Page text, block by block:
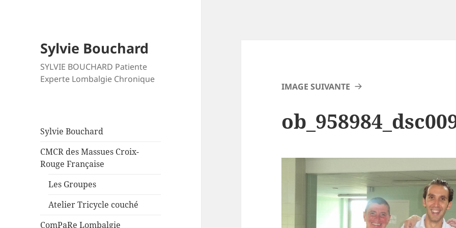
Sylvie Bouchard
SYLVIE BOUCHARD Patiente
Experte Lombalgie Chronique
Sylvie Bouchard
CMCR des Massues Croix-
Rouge Française
Les Groupes
Atelier Tricycle couché
ComPaRe Lombalgie
IMAGE SUIVANTE